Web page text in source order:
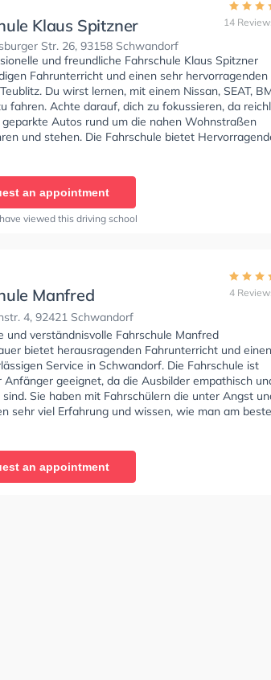
Klaus Spitzner
Str. 26, 93158 Schwandorf
14
und freundliche Fahrschule Klaus Spitzner
Fahrunterricht und einen sehr hervorragenden
Du wirst lernen, mit einem Nissan, SEAT,
fahren. Achte darauf, dich zu fokussieren, da
Autos rund um die nahen Wohnstraßen
und stehen. Die Fahrschule bietet
um deine Klasse A1, Klasse B, Klasse A, Klasse
C, Klasse CE, Klasse D1, Klasse DE1, Klasse D,
- Prüfbescheinigung zu erhalten. In der Fahrschule
Sie können einen Termin online anfragen.
an appointment
viewed this driving school
Manfred
4, 92421 Schwandorf
4
und verständnisvolle Fahrschule Manfred
bietet herausragenden Fahrunterricht und einen
Service in Schwandorf. Die Fahrschule ist
Anfänger geeignet, da die Ausbilder empathisch
Sie haben mit Fahrschülern die unter Angst
sehr viel Erfahrung und wissen, wie man am
beim Autofahren umgehen soll.
an appointment